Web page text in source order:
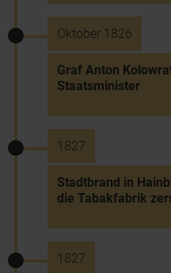
Oktober 1826
Graf Anton
Staatsminister
1827
Stadtbrand in
die Tabakfabrik
1827